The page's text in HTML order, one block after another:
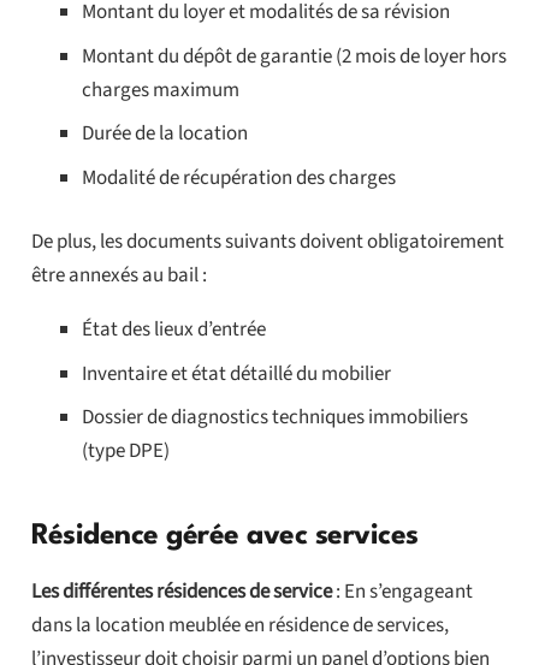
Montant du loyer et modalités de sa révision
Montant du dépôt de garantie (2 mois de loyer hors
charges maximum
Durée de la location
Modalité de récupération des charges
De plus, les documents suivants doivent obligatoirement
être annexés au bail :
État des lieux d’entrée
Inventaire et état détaillé du mobilier
Dossier de diagnostics techniques immobiliers
(type DPE)
Résidence gérée avec services
Les différentes résidences de service: En s’engageant
dans la location meublée en résidence de services,
l’investisseur doit choisir parmi un panel d’options bien